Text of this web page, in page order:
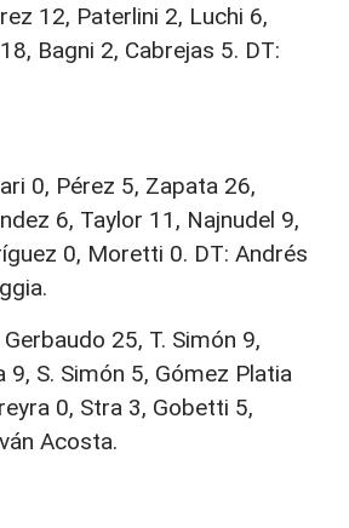
12, Paterlini 2, Luchi 6,
Bagni 2, Cabrejas 5. DT:
0, Pérez 5, Zapata 26,
6, Taylor 11, Najnudel 9,
0, Moretti 0. DT: Andrés
25, T. Simón 9,
9, S. Simón 5, Gómez Platia
0, Stra 3, Gobetti 5,
Acosta.